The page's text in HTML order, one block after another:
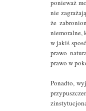
ponieważ
nie
że
niemoralne,
w jakiś
prawo
prawo w
Ponadto,